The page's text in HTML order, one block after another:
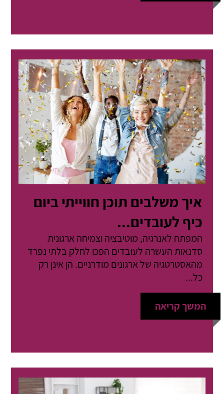
איך משלבים תוכן חווייתי ביום
כיף לעובדים...
המפתח לאנרגיה, מוטיבציה וצמיחה ארגונית
סדנאות העשרה לעובדים הפכו לחלק בלתי נפרד
מהאסטרטגיה של ארגונים מודרניים. הן אינן רק
כל...
המשך קריאה